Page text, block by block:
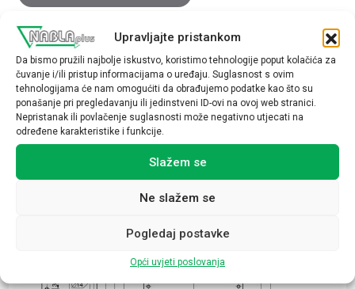
Upravljajte pristankom
Da bismo pružili najbolje iskustvo, koristimo tehnologije poput kolačića za
čuvanje i/ili pristup informacijama o uređaju. Suglasnost s ovim
tehnologijama će nam omogućiti da obrađujemo podatke kao što su
ponašanje pri pregledavanju ili jedinstveni ID-ovi na ovoj web stranici.
Nepristanak ili povlačenje suglasnosti može negativno utjecati na
određene karakteristike i funkcije.
Slažem se
Ne slažem se
Pogledaj postavke
Opći uvjeti poslovanja
TEHNIČKE SPECIFIKACIJE
Povezani proizvodi